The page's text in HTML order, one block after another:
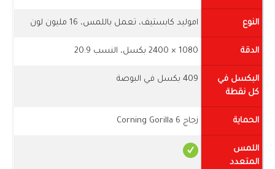
النوع اموليد كابستيف، تعمل باللمس، 16 مليون لون
الدقة 1080 × 2400 بكسل، النسب 20:9
البكسل في
كل نقطة
409 بكسل في البوصة
الحماية زجاج Corning Gorilla 6
اللمس
المتعدد